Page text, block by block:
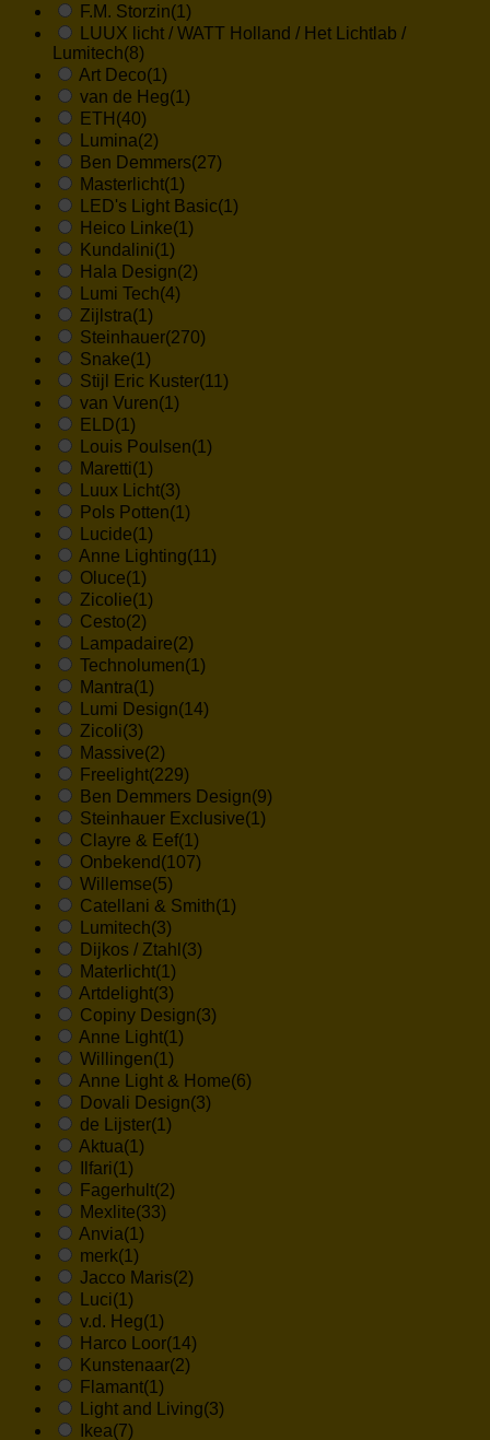
F.M. Storzin(1)
LUUX licht / WATT Holland / Het Lichtlab /
Lumitech(8)
Art Deco(1)
van de Heg(1)
ETH (40)
Lumina(2)
Ben Demmers(27)
Masterlicht(1)
LED's Light Basic(1)
Heico Linke(1)
Kundalini(1)
Hala Design(2)
Lumi Tech(4)
Zijlstra(1)
Steinhauer(270)
Snake(1)
Stijl Eric Kuster(11)
van Vuren(1)
ELD(1)
Louis Poulsen(1)
Maretti(1)
Luux Licht(3)
Pols Potten(1)
Lucide(1)
Anne Lighting(11)
Oluce(1)
Zicolie(1)
Cesto(2)
Lampadaire(2)
Technolumen(1)
Mantra(1)
Lumi Design(14)
Zicoli(3)
Massive(2)
Freelight(229)
Ben Demmers Design(9)
Steinhauer Exclusive(1)
Clayre & Eef(1)
Onbekend (107)
Willemse(5)
Catellani & Smith(1)
Lumitech(3)
Dijkos / Ztahl (3)
Materlicht(1)
Artdelight(3)
Copiny Design(3)
Anne Light(1)
Willingen(1)
Anne Light & Home(6)
Dovali Design(3)
de Lijster(1)
Aktua(1)
Ilfari(1)
Fagerhult(2)
Mexlite(33)
Anvia(1)
merk(1)
Jacco Maris(2)
Luci(1)
v.d. Heg(1)
Harco Loor(14)
Kunstenaar(2)
Flamant(1)
Light and Living(3)
Ikea(7)